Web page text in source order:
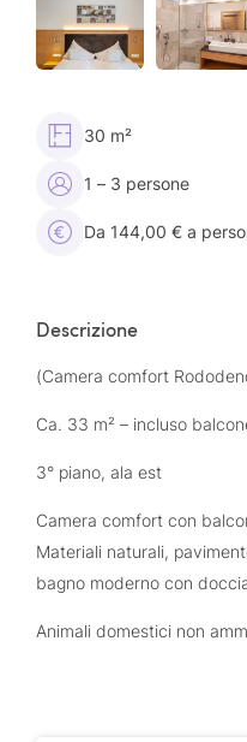
30 m²
1 – 3 persone
Da 144,00 € a
Descrizione
(Camera comfort
Ca. 33 m² – incluso
3° piano, ala est
Camera comfort con
Materiali naturali,
bagno moderno con
Animali domestici non